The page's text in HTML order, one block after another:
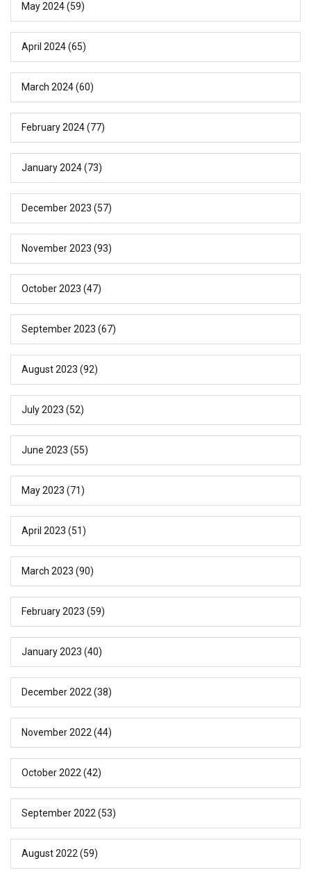
May 2024(59)
April 2024(65)
March 2024(60)
February 2024(77)
January 2024(73)
December 2023 (57)
November 2023 (93)
October 2023 (47)
September 2023 (67)
August 2023 (92)
July 2023 (52)
June 2023 (55)
May 2023 (71)
April 2023 (51)
March 2023 (90)
February 2023 (59)
January 2023 (40)
December 2022 (38)
November 2022 (44)
October 2022 (42)
September 2022 (53)
August 2022 (59)